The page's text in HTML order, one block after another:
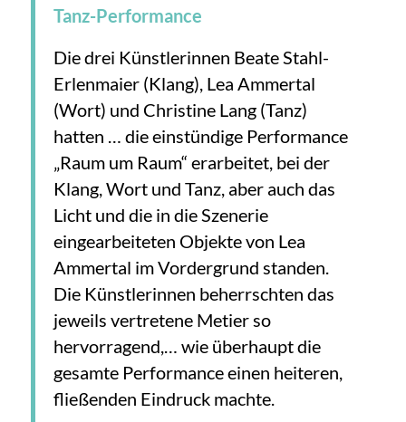
Tanz-Performance
Die drei Künstlerinnen Beate Stahl-
Erlenmaier (Klang), Lea Ammertal
(Wort) und Christine Lang (Tanz)
hatten … die einstündige Performance
„Raum um Raum“ erarbeitet, bei der
Klang, Wort und Tanz, aber auch das
Licht und die in die Szenerie
eingearbeiteten Objekte von Lea
Ammertal im Vordergrund standen.
Die Künstlerinnen beherrschten das
jeweils vertretene Metier so
hervorragend,… wie überhaupt die
gesamte Performance einen heiteren,
fließenden Eindruck machte.